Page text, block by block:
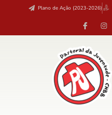
Plano de Ação (2023-2026)